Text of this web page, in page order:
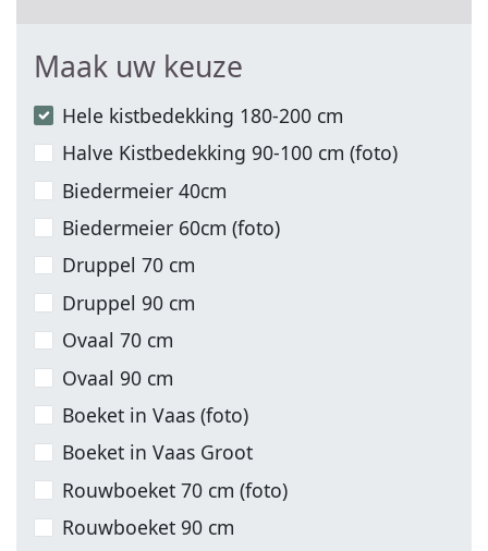
Maak uw keuze
Hele kistbedekking 180-200 cm
Halve Kistbedekking 90-100 cm (foto)
Biedermeier 40cm
Biedermeier 60cm (foto)
Druppel 70 cm
Druppel 90 cm
Ovaal 70 cm
Ovaal 90 cm
Boeket in Vaas (foto)
Boeket in Vaas Groot
Rouwboeket 70 cm (foto)
Rouwboeket 90 cm